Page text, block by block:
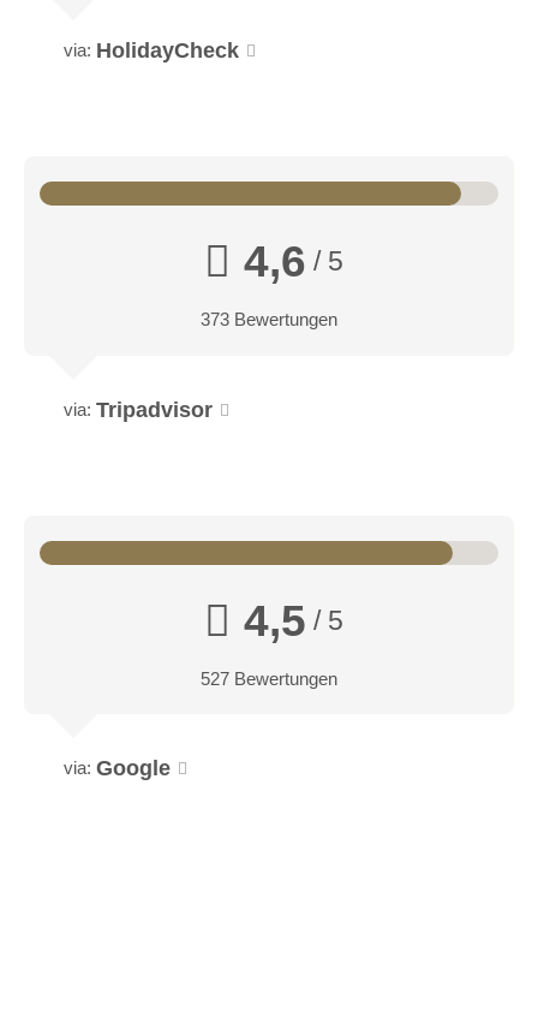
via: HolidayCheck
4,6 / 5
373 Bewertungen
via: Tripadvisor
4,5 / 5
527 Bewertungen
via: Google